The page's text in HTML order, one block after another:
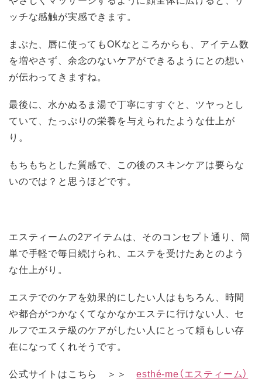
ッチな感触が実感できます。
まぶた、唇に使ってもOKなところからも、アイテム数
を増やさず、余念のないケアができるようにとの想い
が伝わってきますね。
最後に、水かぬるま湯で丁寧にすすぐと、ツヤっとし
ていて、たっぷりの栄養を与えられたような仕上が
り。
もちもちとした質感で、この後のスキンケアは要らな
いのでは？と思うほどです。
エスティームの2アイテムは、そのコンセプト通り、簡
単で手軽で毎日続けられ、エステを受けたあとのよう
な仕上がり。
エステでのケアを効果的にしたい人はもちろん、時間
や都合がつかなくてなかなかエステに行けない人、セ
ルフでエステ級のケアがしたい人にとって頼もしい存
在になってくれそうです。
公式サイトはこちら ＞＞esthé-me（エスティーム）